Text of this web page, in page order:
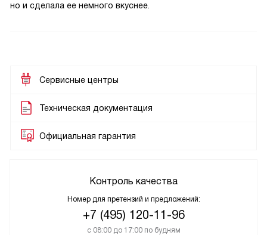
но и сделала ее немного вкуснее.
Сервисные центры
Техническая документация
Официальная гарантия
Контроль качества
Номер для претензий и предложений:
+7 (495) 120-11-96
с 08:00 до 17:00 по будням